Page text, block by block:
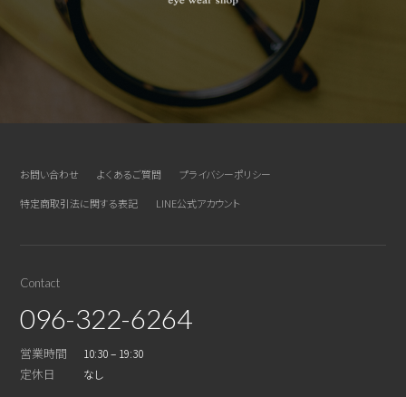
お問い合わせ よくあるご質問
プライバシーポリシー
特定商取引法に関する表記
LINE公式アカウント
Contact
096-322-6264
営業時間 10:30 – 19:30
定休日 なし